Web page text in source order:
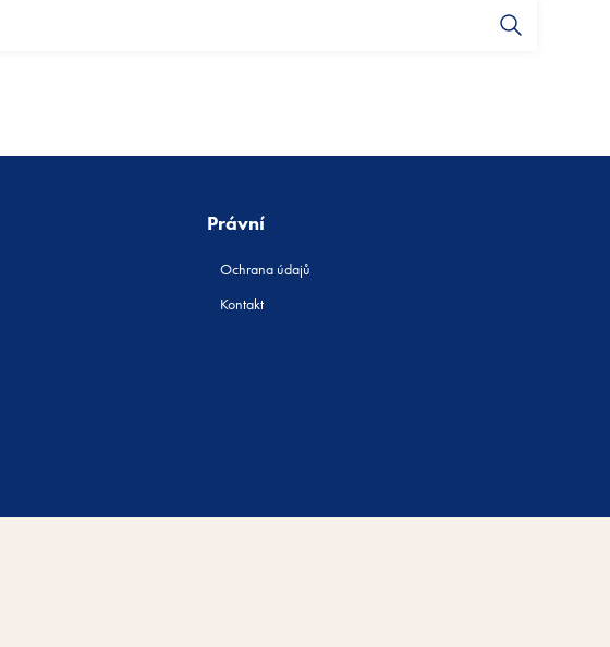
Právní
Ochrana údajů
Kontakt